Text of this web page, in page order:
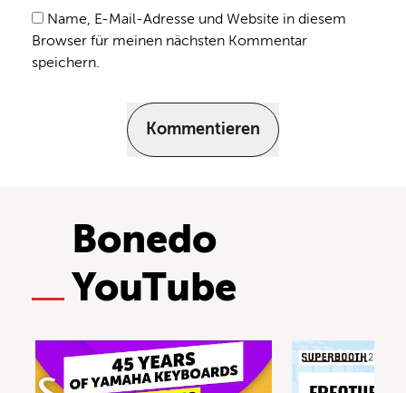
Name, E-Mail-Adresse und Website in diesem
Browser für meinen nächsten Kommentar
speichern.
Kommentieren
Bonedo
YouTube